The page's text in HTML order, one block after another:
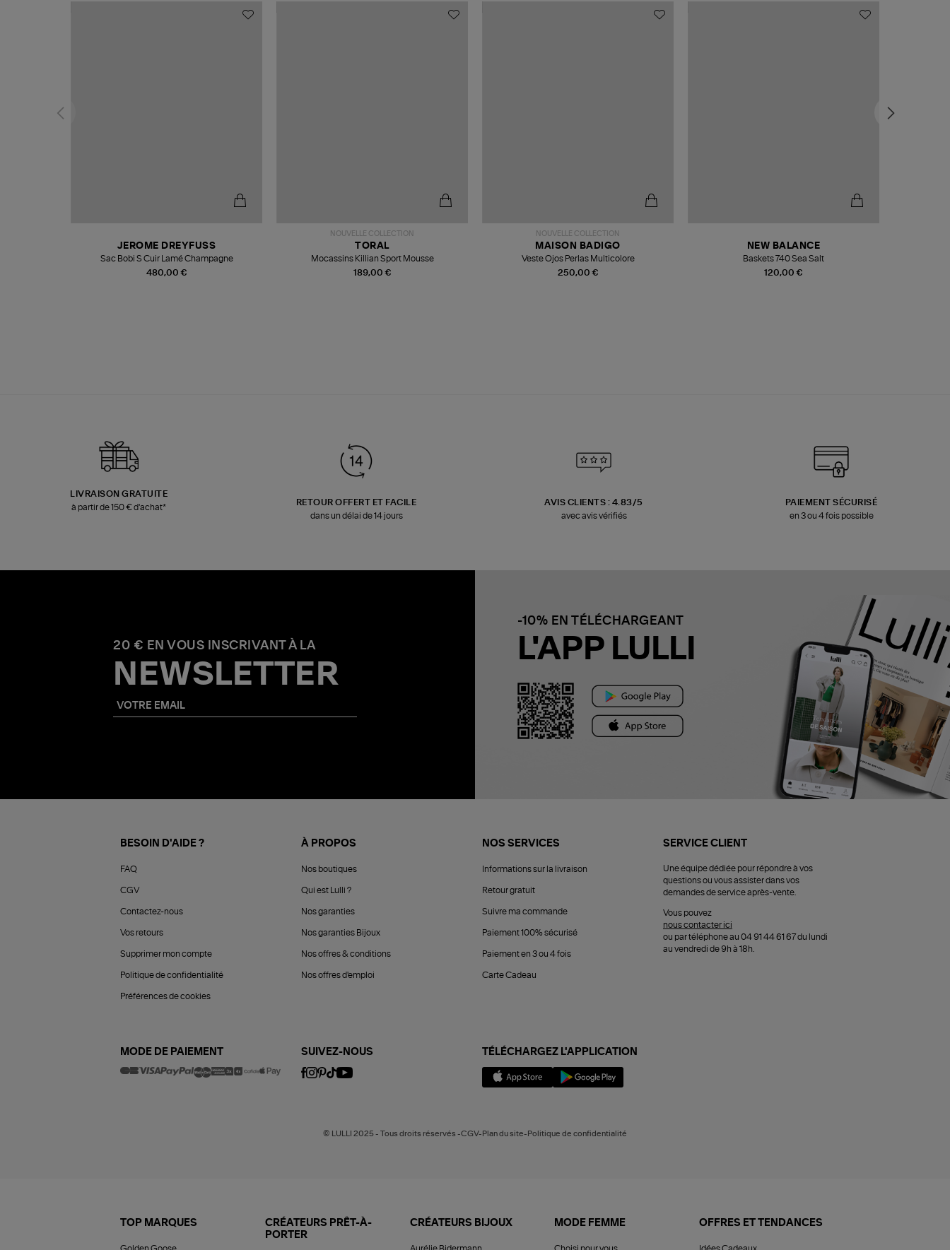
480,00 €
JEROME DREYFUSS
Sac Bobi S Cuir Lamé Champagne
NOUVELLE COLLECTION
189,00 €
TORAL
Mocassins Killian Sport Mousse
NOUVELLE COLLECTION
250,00 €
MAISON BADIGO
Veste Ojos Perlas Multicolore
120,00 €
NEW BALANCE
Baskets 740 Sea Salt
LIVRAISON GRATUITE
à partir de 150 € d'achat*
RETOUR OFFERT ET FACILE
dans un délai de 14 jours
AVIS CLIENTS : 4.83/5
avec avis vérifiés
PAIEMENT SÉCURISÉ
en 3 ou 4 fois possible
20 € EN VOUS INSCRIVANT À LA
NEWSLETTER
-10% EN TÉLÉCHARGEANT
L'APP LULLI
BESOIN D'AIDE ?
FAQ
CGV
Contactez-nous
Vos retours
Supprimer mon compte
Politique de confidentialité
Préférences de cookies
À PROPOS
Nos boutiques
Qui est Lulli ?
Nos garanties
Nos garanties Bijoux
Nos offres & conditions
Nos offres d'emploi
NOS SERVICES
Informations sur la livraison
Retour gratuit
Suivre ma commande
Paiement 100% sécurisé
Paiement en 3 ou 4 fois
Carte Cadeau
SERVICE CLIENT
Une équipe dédiée pour répondre à vos
questions ou vous assister dans vos
demandes de service après-vente.
Vous pouvez
nous contacter ici
ou par téléphone au 04 91 44 61 67 du lundi
au vendredi de 9h à 18h.
MODE DE PAIEMENT SUIVEZ-NOUS TÉLÉCHARGEZ L'APPLICATION
© LULLI 2025 - Tous droits réservés -CGV-Plan du site-Politique de confidentialité
TOP MARQUES
CRÉATEURS PRÊT-À-
PORTER
CRÉATEURS BIJOUX MODE FEMME OFFRES ET TENDANCES